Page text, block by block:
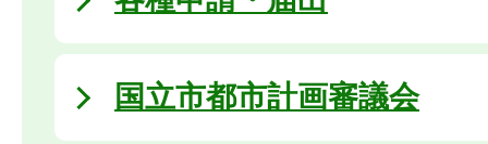
国立市都市計画審議会